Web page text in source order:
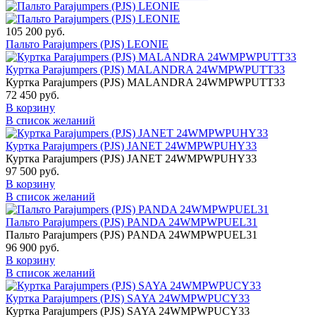
105 200 руб.
Пальто Parajumpers (PJS) LEONIE
Куртка Parajumpers (PJS) MALANDRA 24WMPWPUTT33
Куртка Parajumpers (PJS) MALANDRA 24WMPWPUTT33
72 450 руб.
В корзину
В список желаний
Куртка Parajumpers (PJS) JANET 24WMPWPUHY33
Куртка Parajumpers (PJS) JANET 24WMPWPUHY33
97 500 руб.
В корзину
В список желаний
Пальто Parajumpers (PJS) PANDA 24WMPWPUEL31
Пальто Parajumpers (PJS) PANDA 24WMPWPUEL31
96 900 руб.
В корзину
В список желаний
Куртка Parajumpers (PJS) SAYA 24WMPWPUCY33
Куртка Parajumpers (PJS) SAYA 24WMPWPUCY33